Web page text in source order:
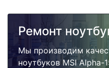
Ремонт
Мы производим
ноутбуков MSI Alpha-